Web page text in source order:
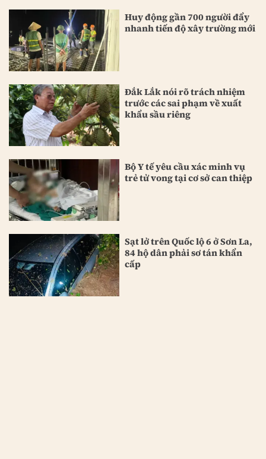
Huy động gần 700 người đẩy
nhanh tiến độ xây trường mới
Đắk Lắk nói rõ trách nhiệm
trước các sai phạm về xuất
khẩu sầu riêng
Bộ Y tế yêu cầu xác minh vụ
trẻ tử vong tại cơ sở can thiệp
Sạt lở trên Quốc lộ 6 ở Sơn La,
84 hộ dân phải sơ tán khẩn
cấp